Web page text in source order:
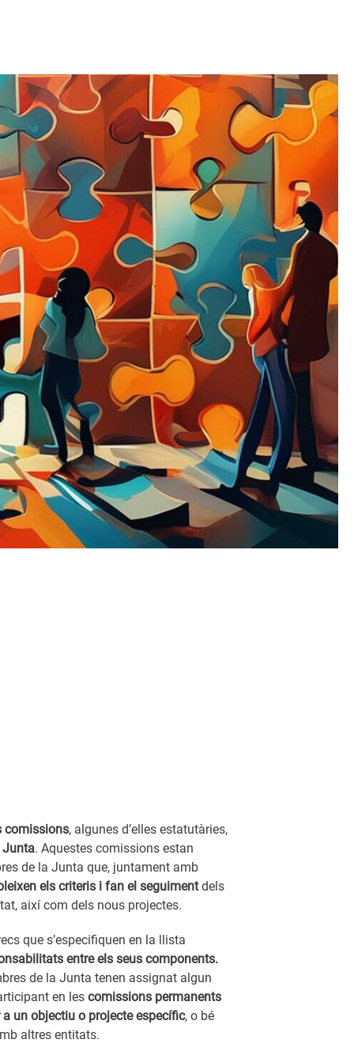
comissions, algunes d’elles estatutàries,
Junta. Aquestes comissions estan
de la Junta que, juntament amb
els criteris i fan el seguimentdels
així com dels nous projectes.
que s’especifiquen en la llista
entre els seus components.
de la Junta tenen assignat algun
en les comissions permanents
un objectiu o projecte específic, o bé
altres entitats.